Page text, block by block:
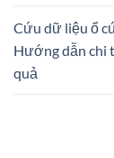
Cứu dữ liệu ổ
Hướng dẫn chi
quả